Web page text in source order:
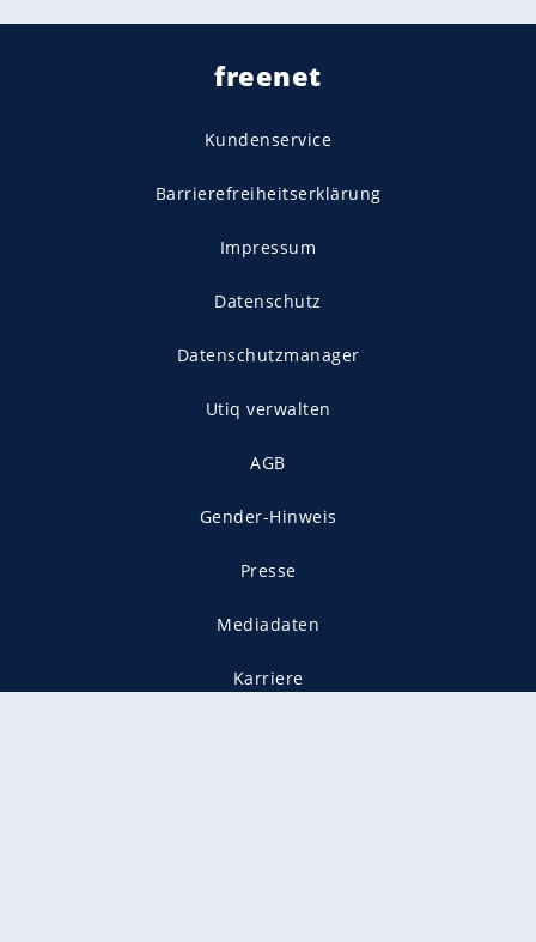
freenet
Kundenservice
Barrierefreiheitserklärung
Impressum
Datenschutz
Datenschutzmanager
Utiq verwalten
AGB
Gender-Hinweis
Presse
Mediadaten
Karriere